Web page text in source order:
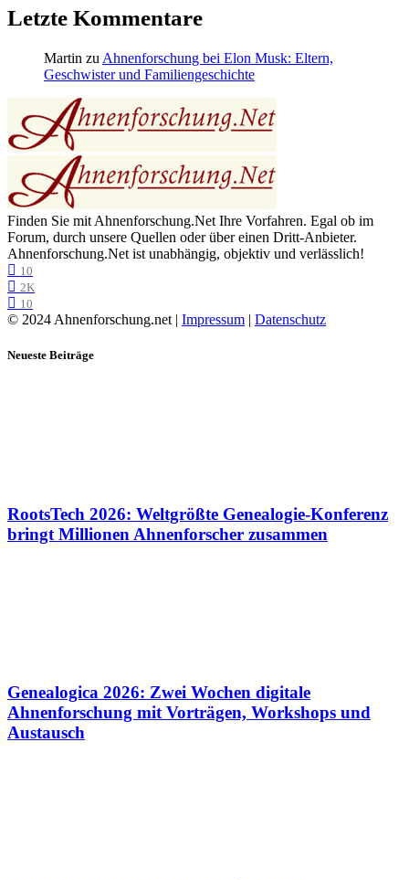
Letzte Kommentare
Martin zu Ahnenforschung bei Elon Musk: Eltern,
Geschwister und Familiengeschichte
Finden Sie mit Ahnenforschung.Net Ihre Vorfahren. Egal ob im
Forum, durch unsere Quellen oder über einen Dritt-Anbieter.
Ahnenforschung.Net ist unabhängig, objektiv und verlässlich!
10
2K
10
© 2024 Ahnenforschung.net | Impressum | Datenschutz
Neueste Beiträge
RootsTech 2026: Weltgrößte Genealogie-Konferenz
bringt Millionen Ahnenforscher zusammen
Genealogica 2026: Zwei Wochen digitale
Ahnenforschung mit Vorträgen, Workshops und
Austausch